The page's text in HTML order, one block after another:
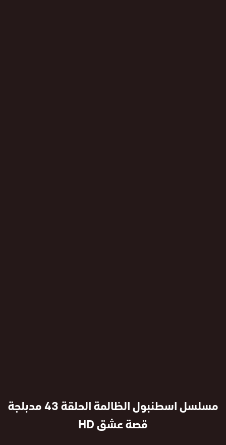
مسلسل اسطنبول الظالمة الحلقة 43 مدبلجة
قصة عشق HD